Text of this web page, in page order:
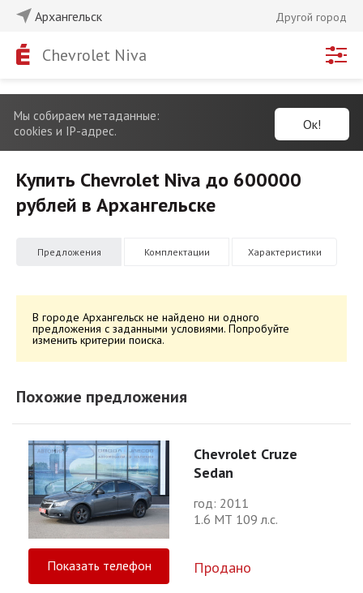
Архангельск Другой город
Chevrolet Niva
Мы собираем метаданные:
cookies и IP-адрес.
Ок!
Купить Chevrolet Niva до 600000
рублей в Архангельске
Предложения Комплектации Характеристики
В городе Архангельск не найдено ни одного
предложения с заданными условиями. Попробуйте
изменить критерии поиска.
Похожие предложения
Chevrolet Cruze
Sedan
год: 2011
1.6 МТ 109 л.с.
Показать телефон Продано